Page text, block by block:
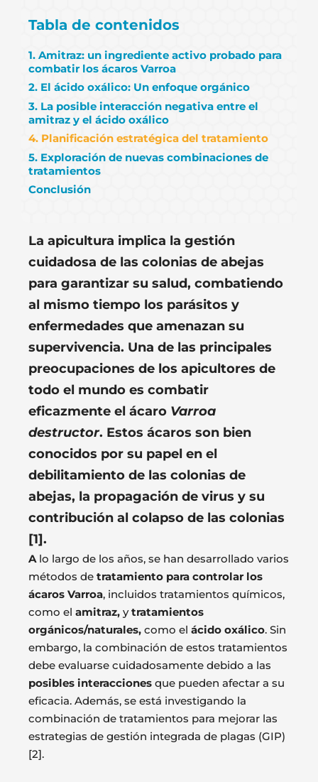
Tabla de contenidos
1. Amitraz: un ingrediente activo probado para
combatir los ácaros Varroa
2. El ácido oxálico: Un enfoque orgánico
3. La posible interacción negativa entre el
amitraz y el ácido oxálico
4. Planificación estratégica del tratamiento
5. Exploración de nuevas combinaciones de
tratamientos
Conclusión
La apicultura implica la gestión
cuidadosa de las colonias de abejas
para garantizar su salud, combatiendo
al mismo tiempo los parásitos y
enfermedades que amenazan su
supervivencia. Una de las principales
preocupaciones de los apicultores de
todo el mundo es combatir
eficazmente el ácaro Varroa
destructor. Estos ácaros son bien
conocidos por su papel en el
debilitamiento de las colonias de
abejas, la propagación de virus y su
contribución al colapso de las colonias
[1].
A lo largo de los años, se han desarrollado varios
métodos de tratamiento para controlar los
ácaros Varroa, incluidos tratamientos químicos,
como el amitraz, ytratamientos
orgánicos/naturales, como el ácido oxálico. Sin
embargo, la combinación de estos tratamientos
debe evaluarse cuidadosamente debido a las
posibles interacciones que pueden afectar a su
eficacia. Además, se está investigando la
combinación de tratamientos para mejorar las
estrategias de gestión integrada de plagas (GIP)
[2].